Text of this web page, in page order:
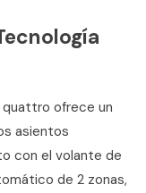
quattro ofrece un
asientos
con el volante de
de 2 zonas,